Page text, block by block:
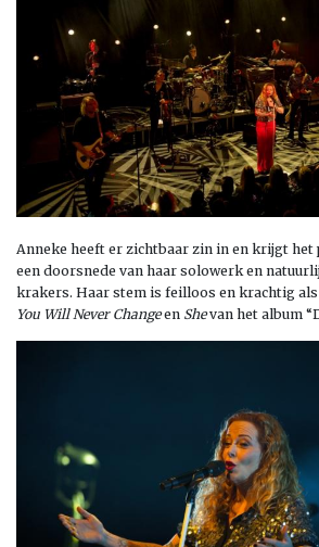
Anneke heeft er zichtbaar zin in en krijgt het
een doorsnede van haar solowerk en
krakers. Haar stem is feilloos en krachtig
You Will Never Changeen Shevan het album